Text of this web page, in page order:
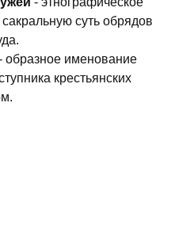
суть обрядов
образное именование
крестьянских